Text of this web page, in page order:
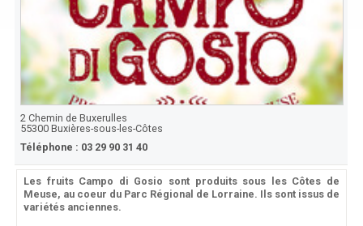
2 Chemin de Buxerulles
55300Buxières-sous-les-Côtes
Téléphone : 03 29 90 31 40
Les fruits Campo di Gosio sont produits sous les Côtes de
Meuse, au coeur du Parc Régional de Lorraine. Ils sont issus de
variétés anciennes.